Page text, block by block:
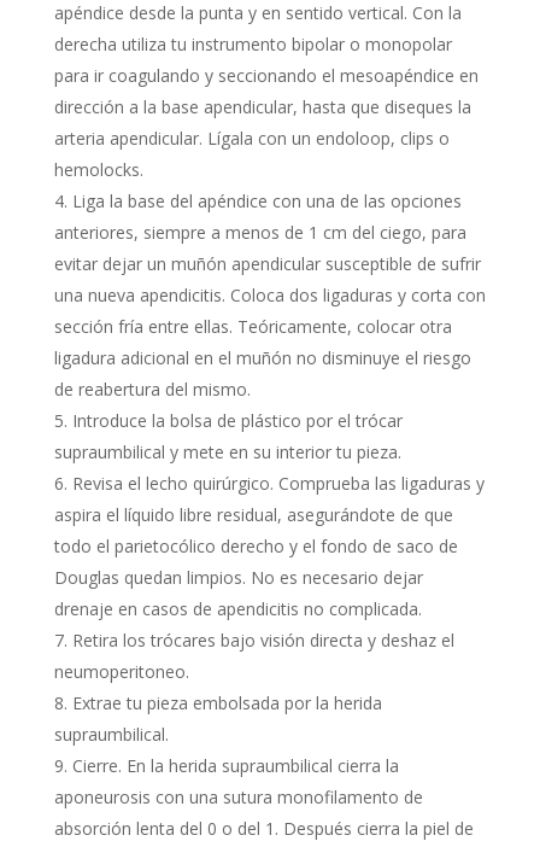
apéndice desde la punta y en sentido vertical. Con la
derecha utiliza tu instrumento bipolar o monopolar
para ir coagulando y seccionando el mesoapéndice en
dirección a la base apendicular, hasta que diseques la
arteria apendicular. Lígala con un endoloop, clips o
hemolocks.
Liga la base del apéndice con una de las opciones
anteriores, siempre a menos de 1 cm del ciego, para
evitar dejar un muñón apendicular susceptible de sufrir
una nueva apendicitis. Coloca dos ligaduras y corta con
sección fría entre ellas. Teóricamente, colocar otra
ligadura adicional en el muñón no disminuye el riesgo
de reabertura del mismo.
Introduce la bolsa de plástico por el trócar
supraumbilical y mete en su interior tu pieza.
Revisa el lecho quirúrgico. Comprueba las ligaduras y
aspira el líquido libre residual, asegurándote de que
todo el parietocólico derecho y el fondo de saco de
Douglas quedan limpios. No es necesario dejar
drenaje en casos de apendicitis no complicada.
Retira los trócares bajo visión directa y deshaz el
neumoperitoneo.
Extrae tu pieza embolsada por la herida
supraumbilical.
Cierre. En la herida supraumbilical cierra la
aponeurosis con una sutura monofilamento de
absorción lenta del 0 o del 1. Después cierra la piel de